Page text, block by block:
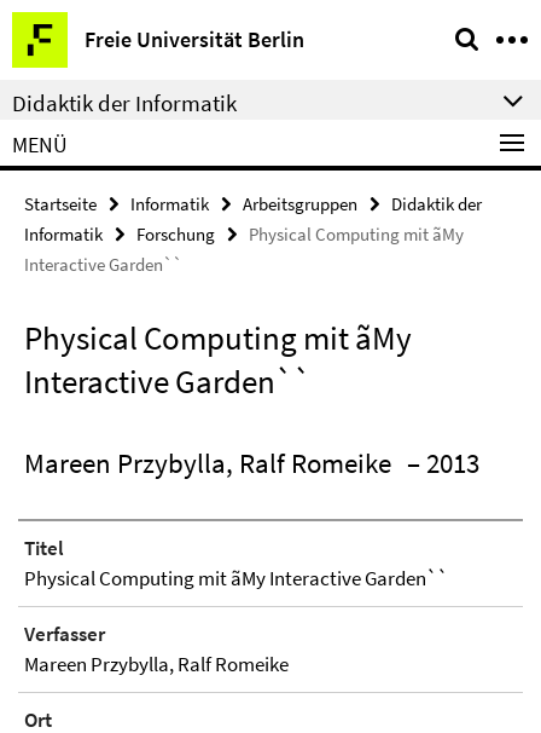
Springe
direkt
zu
Inhalt
Freie Universität Berlin
Service-
Navigation
Didaktik der Informatik
MENÜ
Startseite Informatik Arbeitsgruppen
Didaktik der
Informatik
Forschung
Physical Computing mit ãMy
Interactive Garden``
Physical Computing mit ãMy
Interactive Garden``
Mareen Przybylla, Ralf Romeike – 2013
Titel
Physical Computing mit ãMy Interactive Garden``
Verfasser
Mareen Przybylla, Ralf Romeike
Ort